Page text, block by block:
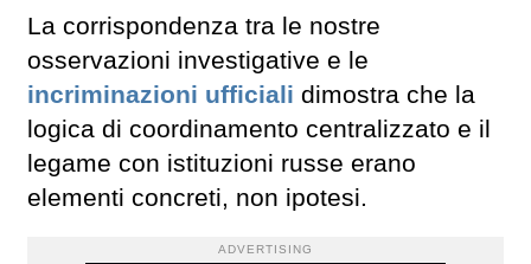
La corrispondenza tra le nostre
osservazioni investigative e le
incriminazioni ufficiali dimostra che la
logica di coordinamento centralizzato e il
legame con istituzioni russe erano
elementi concreti, non ipotesi.
ADVERTISING